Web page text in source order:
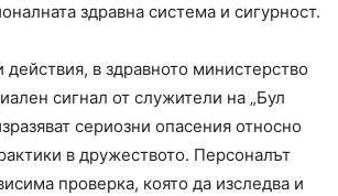
здравна система и сигурност.
действия, в здравното министерство
сигнал от служители на „Бул
сериозни опасения относно
в дружеството. Персоналът
проверка, която да изследва и